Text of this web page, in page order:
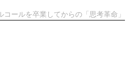
ールを卒業してからの「思考革命」